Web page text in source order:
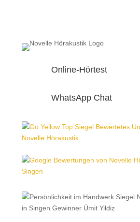
Online-Hörtest
WhatsApp Chat